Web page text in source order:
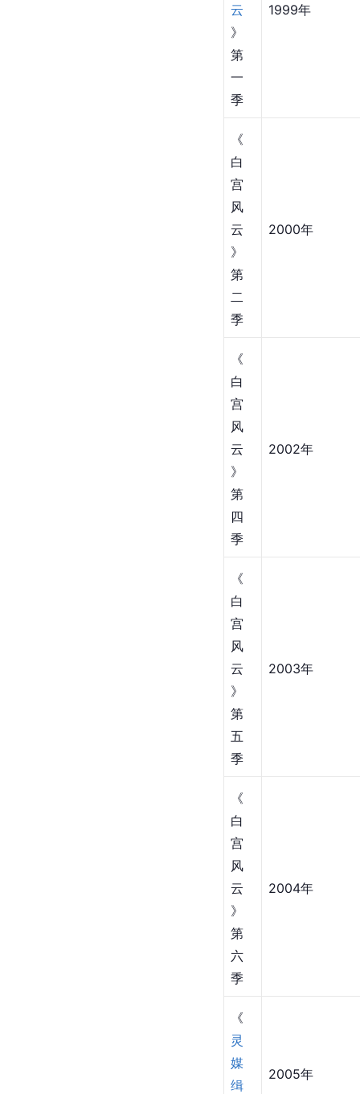
云
》
第
一
季
1999年
《
白
宫
风
云
》
第
二
季
2000年
《
白
宫
风
云
》
第
四
季
2002年
《
白
宫
风
云
》
第
五
季
2003年
《
白
宫
风
云
》
第
六
季
2004年
《
灵
媒
缉
2005年